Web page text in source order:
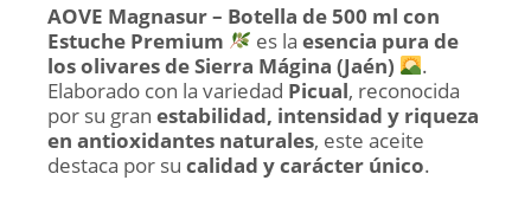
AOVE Magnasur – Botella de 500 ml con
Estuche Premium
es la esencia pura de
los olivares de Sierra Mágina (Jaén)
.
Elaborado con la variedad Picual, reconocida
por su gran estabilidad, intensidad y riqueza
en antioxidantes naturales, este aceite
destaca por su calidad y carácter único.